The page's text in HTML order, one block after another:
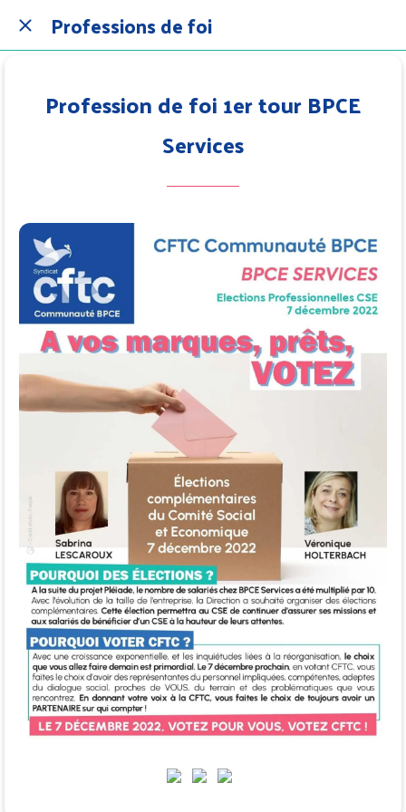
Professions de foi
Profession de foi 1er tour BPCE
Services